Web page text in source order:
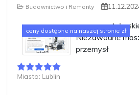
Budownictwo i Remonty
ceny dostępne na naszej stronie zł
Niezawodne
przemysł
Miasto: Lublin